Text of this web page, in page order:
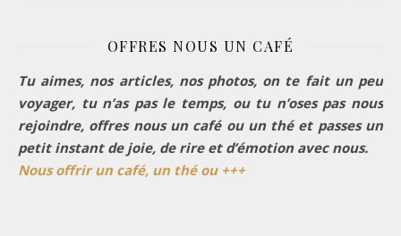
OFFRES NOUS UN CAFÉ
Tu aimes, nos articles, nos photos, on te fait un peu
voyager, tu n’as pas le temps, ou tu n’oses pas nous
rejoindre, offres nous un café ou un thé et passes un
petit instant de joie, de rire et d’émotion avec nous.
Nous offrir un café, un thé ou +++